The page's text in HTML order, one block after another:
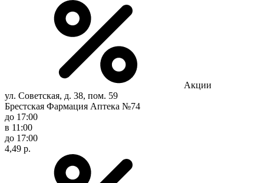
Акции
ул. Советская, д. 38, пом. 59
Брестская Фармация Аптека №74
до 17:00
в 11:00
до 17:00
4,49 р.